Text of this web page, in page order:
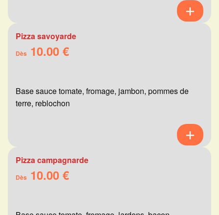
Pizza savoyarde
Dès 10.00 €
Base sauce tomate, fromage, jambon, pommes de
terre, reblochon
Pizza campagnarde
Dès 10.00 €